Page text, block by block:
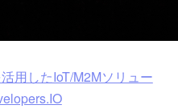
用したIoT/M2Mソリュー